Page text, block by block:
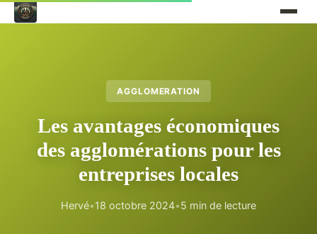
AGGLOMERATION
Les avantages économiques
des agglomérations pour les
entreprises locales
Hervé•18 octobre 2024•5 min de lecture